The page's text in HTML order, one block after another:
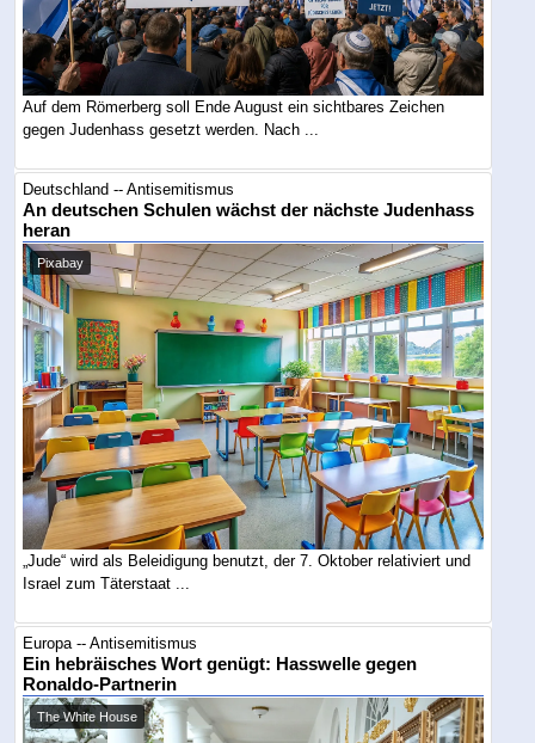
Auf dem Römerberg soll Ende August ein sichtbares Zeichen
gegen Judenhass gesetzt werden. Nach ...
Deutschland -- Antisemitismus
An deutschen Schulen wächst der nächste Judenhass
heran
Pixabay
„Jude“ wird als Beleidigung benutzt, der 7. Oktober relativiert und
Israel zum Täterstaat ...
Europa -- Antisemitismus
Ein hebräisches Wort genügt: Hasswelle gegen
Ronaldo-Partnerin
The White House